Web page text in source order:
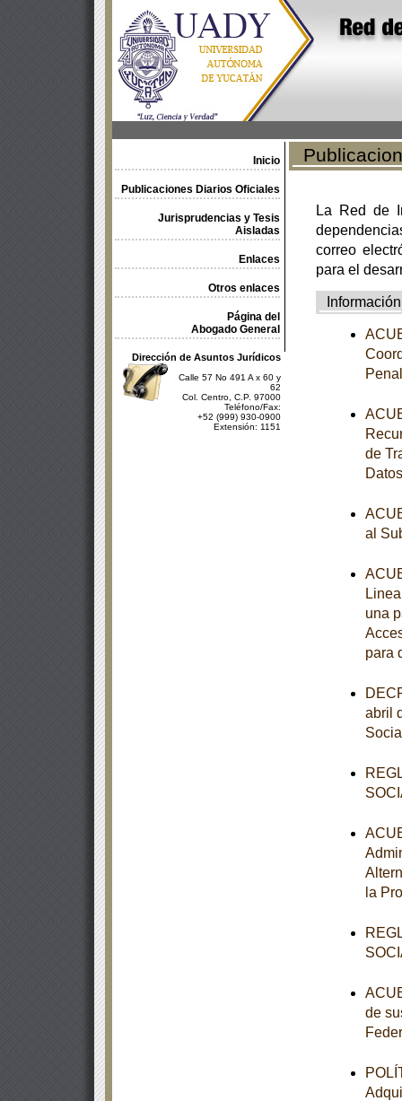
Inicio
Publicaciones Diarios Oficiales
Jurisprudencias y Tesis
Aisladas
Enlaces
Otros enlaces
Página del
Abogado General
Dirección de Asuntos Jurídicos
Calle 57 No 491 A x 60 y
62
Col. Centro, C.P. 97000
Teléfono/Fax:
+52 (999) 930-0900
Extensión: 1151
La Red de
correo
para el
Información
de
al
una
para
abril
la
de